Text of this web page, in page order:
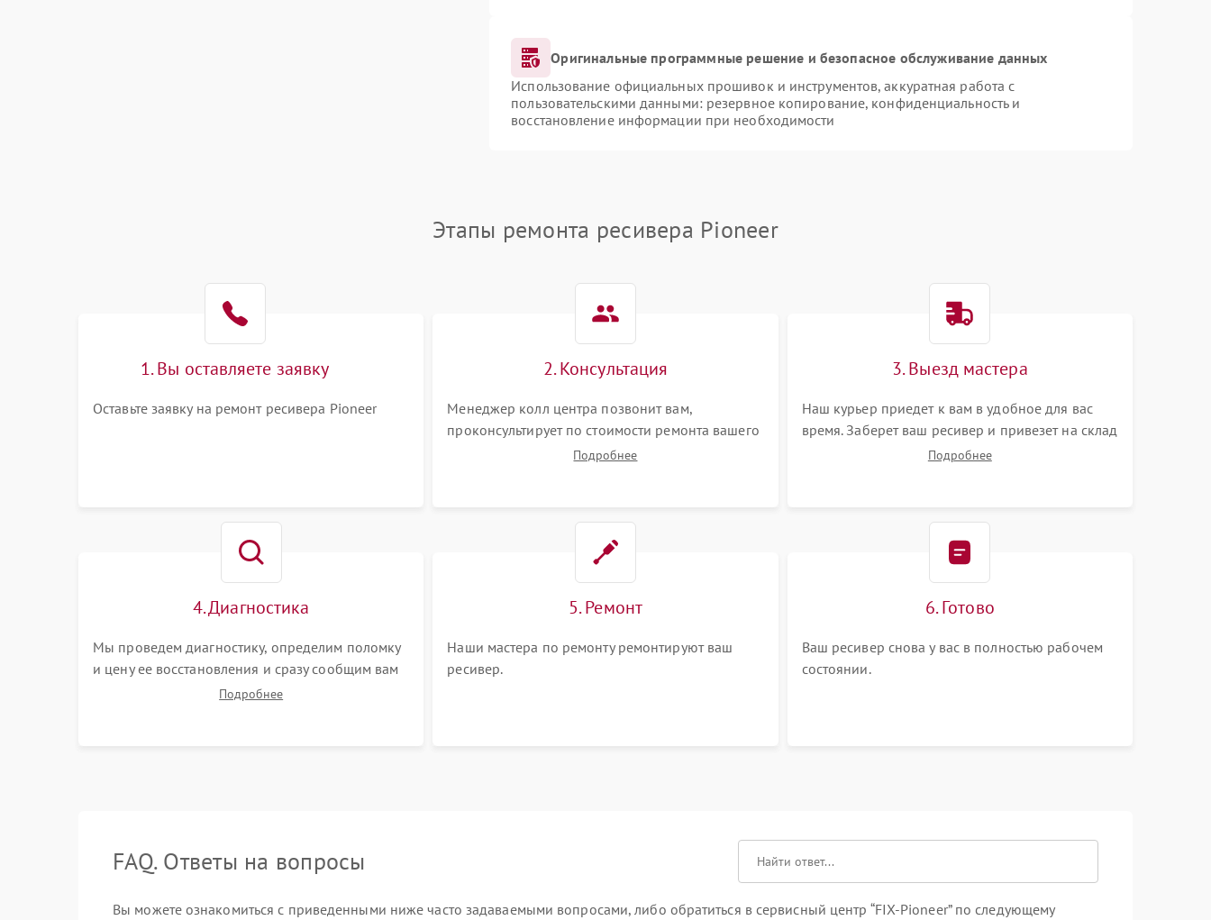
Оригинальные программные решение и безопасное обслуживание данных
Использование официальных прошивок и инструментов, аккуратная работа с
пользовательскими данными: резервное копирование, конфиденциальность и
восстановление информации при необходимости
Этапы ремонта ресивера Pioneer
1. Вы оставляете заявку
Оставьте заявку на ремонт ресивера Pioneer
2. Консультация
Менеджер колл центра позвонит вам,
проконсультирует по стоимости ремонта вашего
ресивера а также ответит на все ваши вопросы.
Подробнее
3. Выезд мастера
Наш курьер приедет к вам в удобное для вас
время. Заберет ваш ресивер и привезет на склад
Подробнее
4. Диагностика
Мы проведем диагностику, определим поломку
и цену ее восстановления и сразу сообщим вам
о сроках ее устраненияПодробнее
5. Ремонт
Наши мастера по ремонту ремонтируют ваш
ресивер.
6. Готово
Ваш ресивер снова у вас в полностью рабочем
состоянии.
FAQ. Ответы на вопросы
Вы можете ознакомиться с приведенными ниже часто задаваемыми вопросами, либо обратиться в сервисный центр “FIX-Pioneer” по следующему